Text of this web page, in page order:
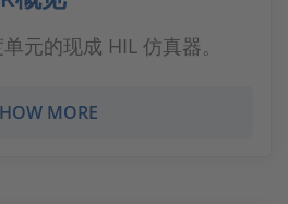
元的现成 HIL 仿真器。
MORE